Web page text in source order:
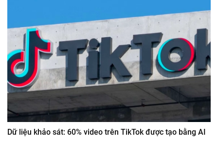
Dữ liệu khảo sát: 60% video trên TikTok được tạo bằng AI